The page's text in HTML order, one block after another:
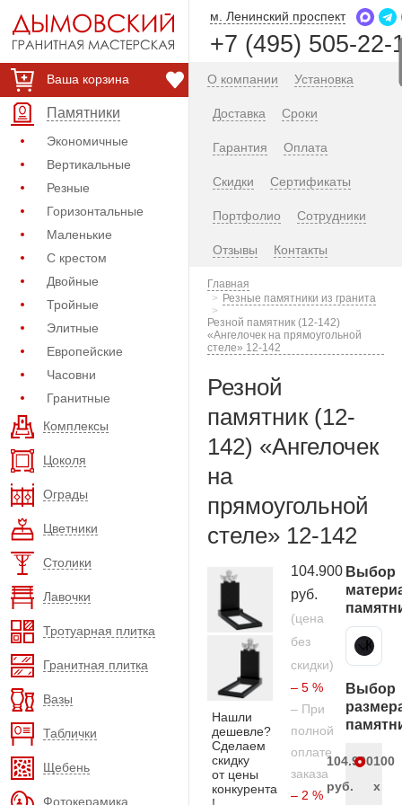
Ваша корзина
Памятники
Экономичные
Вертикальные
Резные
Горизонтальные
Маленькие
С крестом
Двойные
Тройные
Элитные
Европейские
Часовни
Гранитные
Комплексы
Цоколя
Ограды
Цветники
Столики
Лавочки
Тротуарная плитка
Гранитная плитка
Вазы
Таблички
Щебень
Фотокерамика
м. Ленинский проспект
+7 (495) 505-22-
О компании Установка
Доставка Сроки
Гарантия Оплата
Скидки Сертификаты
Портфолио Сотрудники
Отзывы Контакты
Главная
Резные памятники из гранита
Резной памятник (12-142)
«Ангелочек на прямоугольной
стеле» 12-142
Резной
памятник (12-
142) «Ангелочек
на
прямоугольной
стеле» 12-142
Нашли
дешевле?
Сделаем
скидку
от цены
конкурента
104.900
руб.
(цена
без
скидки)
– 5 %
– При
полной
оплате
заказа
– 2 %
Выбор
Карельский гранит
Выбор
104.900
руб.
100
x